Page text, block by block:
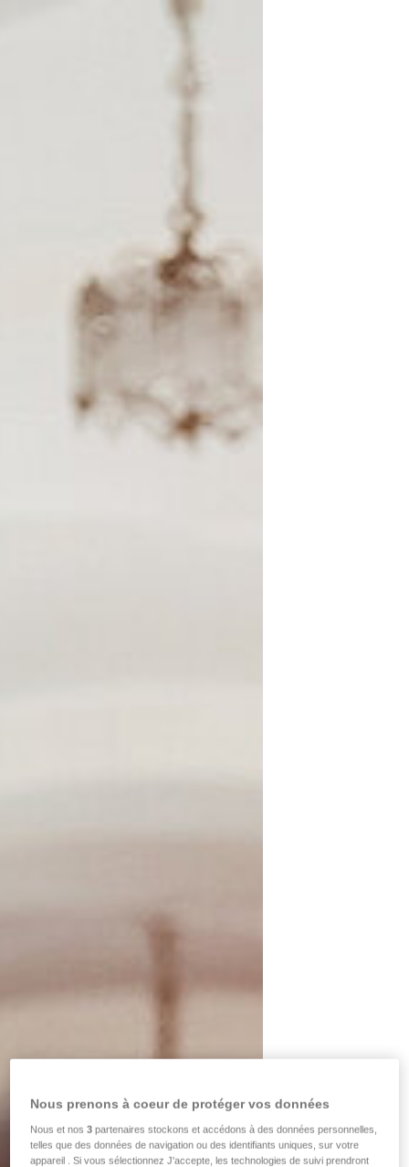
Nous prenons à coeur de protéger vos données
Nous et nos3 partenaires stockons et accédons à des données personnelles,
telles que des données de navigation ou des identifiants uniques, sur votre
appareil . Si vous sélectionnez J'accepte, les technologies de suivi prendront